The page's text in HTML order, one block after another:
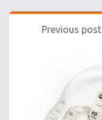
Previous post